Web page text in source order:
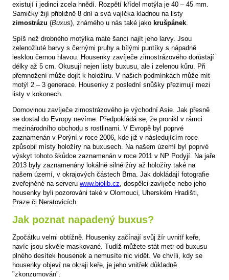
existují i jedinci zcela hnědí. Rozpětí křídel motýla je 40 – 45 mm.
Samičky žijí přibližně 8 dní a svá vajíčka kladnou na listy
zimostrázu (Buxus), známého u nás také jako krušpánek.
Spíš než drobného motýlka máte šanci najít jeho larvy. Jsou
zelenožluté barvy s černými pruhy a bílými puntíky s nápadně
lesklou černou hlavou. Housenky zavíječe zimostrázového dorůstají
délky až 5 cm. Okusují nejen listy buxusu, ale i zelenou kůru. Při
přemnožení může dojít k holožíru. V našich podmínkách může mít
motýl 2 – 3 generace. Housenky z poslední snůšky přezimují mezi
listy v kokonech.
Domovinou zavíječe zimostrázového je východní Asie. Jak přesně
se dostal do Evropy nevíme. Předpokládá se, že pronikl v rámci
mezinárodního obchodu s rostlinami. V Evropě byl poprvé
zaznamenán v Porýní v roce 2006, kde již v následujícím roce
způsobil místy holožíry na buxusech. Na našem území byl poprvé
výskyt tohoto škůdce zaznamenán v roce 2011 v NP Podyjí. Na jaře
2013 byly zaznamenány lokálně silné žíry až holožíry také na
našem území, v okrajových částech Brna. Jak dokládají fotografie
zveřejněné na serveru www.biolib.cz, dospělci zavíječe nebo jeho
housenky byli pozorováni také v Olomouci, Uherském Hradišti,
Praze či Neratovicích.
Jak poznat napadený buxus?
Zpočátku velmi obtížně. Housenky začínají svůj žír uvnitř keře,
navíc jsou skvěle maskované. Tudíž můžete stát metr od buxusu
plného desítek housenek a nemusíte nic vidět. Ve chvíli, kdy se
housenky objeví na okraji keře, je jeho vnitřek důkladně
"zkonzumován".